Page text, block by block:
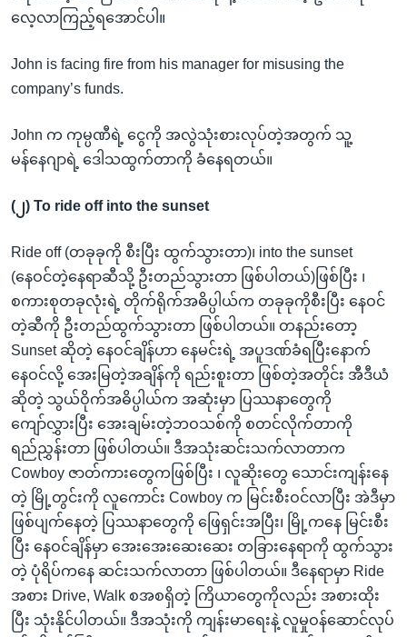
လေ့လာကြည့်ရအောင်ပါ။
John is facing fire from his manager for misusing the
company’s funds.
John က ကုမ္ပဏီရဲ့ ငွေကို အလွဲသုံးစားလုပ်တဲ့အတွက် သူ့
မန်နေဂျာရဲ့ ဒေါသထွက်တာကို ခံနေရတယ်။
(၂) To ride off into the sunset
Ride off (တခုခုကို စီးပြီး ထွက်သွားတာ)၊ into the sunset
(နေဝင်တဲ့နေရာဆီသို့ ဦးတည်သွားတာ ဖြစ်ပါတယ်)ဖြစ်ပြီး ၊
စကားစုတခုလုံးရဲ့ တိုက်ရိုက်အဓိပ္ပါယ်က တခုခုကိုစီးပြီး နေဝင်
တဲ့ဆီကို ဦးတည်ထွက်သွားတာ ဖြစ်ပါတယ်။ တနည်းတော့
Sunset ဆိုတဲ့ နေဝင်ချိန်ဟာ နေမင်းရဲ့ အပူဒဏ်ခံရပြီးနောက်
နေဝင်လို့ အေးမြတဲ့အချိန်ကို ရည်းစူးတာ ဖြစ်တဲ့အတိုင်း အီဒီယံ
ဆိုတဲ့ သွယ်ဝိုက်အဓိပ္ပါယ်က အဆုံးမှာ ပြဿနာတွေကို
ကျော်လွှားပြီး အေးချမ်းတဲ့ဘဝသစ်ကို စတင်လိုက်တာကို
ရည်ညွှန်းတာ ဖြစ်ပါတယ်။ ဒီအသုံးဆင်းသက်လာတာက
Cowboy ဇာတ်ကားတွေကဖြစ်ပြီး ၊ လူဆိုးတွေ သောင်းကျန်းနေ
တဲ့ မြို့တွင်းကို လူကောင်း Cowboy က မြင်းစီးဝင်လာပြီး အဲဒီမှာ
ဖြစ်ပျက်နေတဲ့ ပြဿနာတွေကို ဖြေရှင်းအပြီး၊ မြို့ကနေ မြင်းစီး
ပြီး နေဝင်ချိန်မှာ အေးအေးဆေးဆေး တခြားနေရာကို ထွက်သွား
တဲ့ ပုံရိပ်ကနေ ဆင်းသက်လာတာ ဖြစ်ပါတယ်။ ဒီနေရာမှာ Ride
အစား Drive, Walk စအစရှိတဲ့ ကြိယာတွေကိုလည်း အစားထိုး
ပြီး သုံးနိုင်ပါတယ်။ ဒီအသုံးကို ကျန်းမာရေးနဲ့ လူမှုဝန်ဆောင်လုပ်